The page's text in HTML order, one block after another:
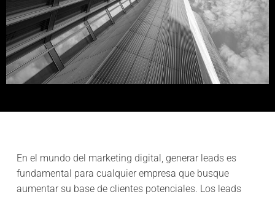
En el mundo del marketing digital, generar leads es
fundamental para cualquier empresa que busque
aumentar su base de clientes potenciales. Los leads